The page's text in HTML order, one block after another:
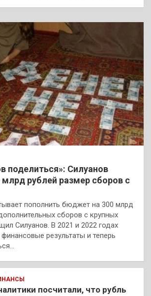
поделиться»: Силуанов
млрд рублей размер сборов с
пополнить бюджет на 300 млрд
сборов с крупных
Силуанов. В 2021 и 2022 годах
результаты и теперь
посчитали, что рубль